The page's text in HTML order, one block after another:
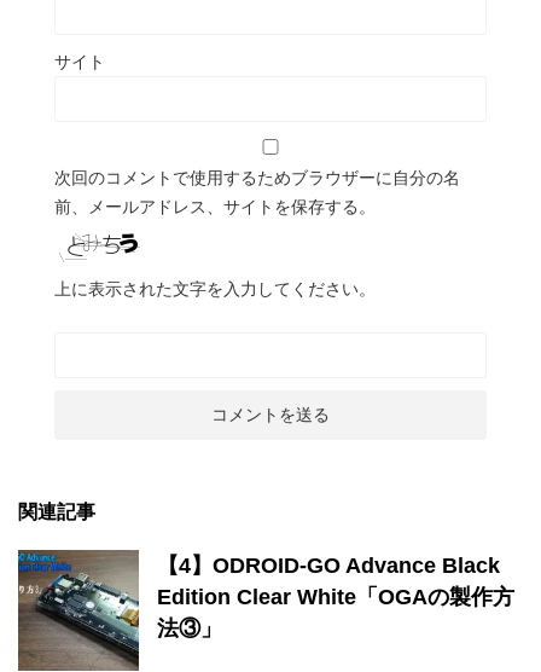
サイト
次回のコメントで使用するためブラウザーに自分の名
前、メールアドレス、サイトを保存する。
上に表示された文字を入力してください。
関連記事
【4】ODROID-GO Advance Black
Edition Clear White「OGAの製作方
法③」